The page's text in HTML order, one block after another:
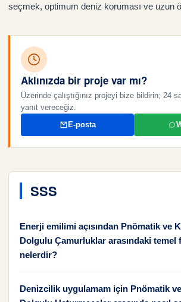
seçmek, optimum deniz koruması ve uzun
Aklınızda bir proje var mı?
Üzerinde çalıştığınız projeyi bize bildirin; 24
yanıt vereceğiz.
E-posta
SSS
Enerji emilimi açısından Pnömatik ve
Dolgulu Çamurluklar arasındaki temel
nelerdir?
Denizcilik uygulamam için Pnömatik